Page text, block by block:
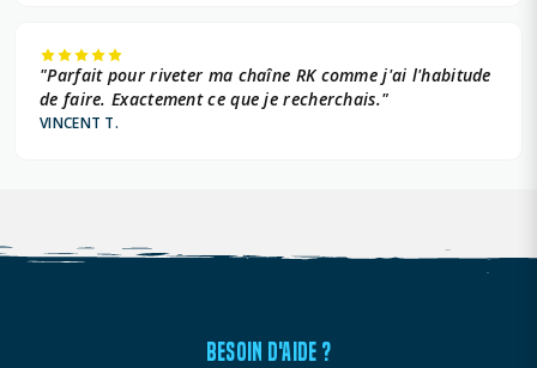
"Parfait pour riveter ma chaîne RK comme j'ai l'habitude
de faire. Exactement ce que je recherchais."
VINCENT T.
BESOIN D'AIDE ?